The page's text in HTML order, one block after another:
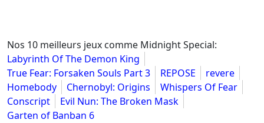
Nos 10 meilleurs jeux comme Midnight Special:
Labyrinth Of The Demon King
True Fear: Forsaken Souls Part 3
REPOSE
revere
Homebody
Chernobyl: Origins
Whispers Of Fear
Conscript
Evil Nun: The Broken Mask
Garten of Banban 6